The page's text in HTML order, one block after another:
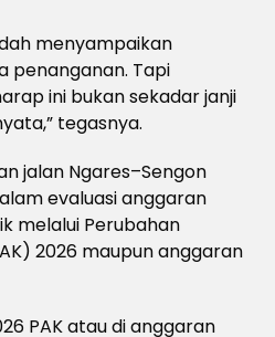
menyampaikan
penanganan. Tapi
ini bukan sekadar janji
tegasnya.
jalan Ngares–Sengon
evaluasi anggaran
melalui Perubahan
2026 maupun anggaran
PAK atau di anggaran